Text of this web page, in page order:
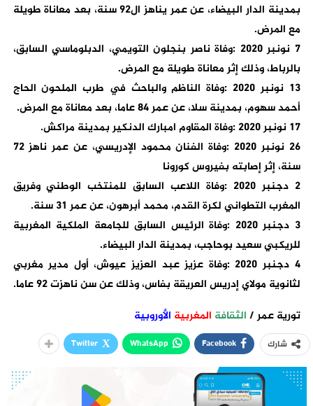
بمدينة الدار البيضاء، عن عمر يناهز ال92 سنة، بعد معاناة طويلة
مع المرض.
7 نونبر 2020 :وفاة ناصر بنجلون التويمي، الدبلوماسي السابق،
بالرباط، وذلك إثر معاناة طويلة مع المرض.
13 نونبر 2020 :وفاة الناظم والباحث في طرب الملحون الحاج
أحمد سهوم، بمدينة سلا، عن عمر 84 عاما، بعد معاناة مع المرض.
17 نونبر 2020 :وفاة المقاوم امبارك الدنكير بمدينة مراكش.
26 نونبر 2020 :وفاة الفنان محمود الإدريسي، عن عمر ناهز 72
سنة، إثر إصابته بفيروس كورونا
2 دجنبر 2020 :وفاة اللاعب السابق للمنتخب الوطني وفريق
المغرب التطواني لكرة القدم، محمد أبرهون، عن عمر 31 سنة.
3 دجنبر 2020 :وفاة الرئيس السابق للجامعة الملكية المغربية
للريكبي سعيد بوحاجب، بمدينة الدار البيضاء.
4 دجنبر 2020 :وفاة عزيز عبد العزيز عيوش، أول مدير مغربي
لثانوية مولاي إدريس العريقة بفاس، وذلك عن سن ناهزت 92 عاما.
تورية عمر / الثقافة المغربية الأوروبية
شارك Facebook
WhatsApp
Twitter